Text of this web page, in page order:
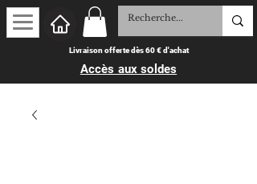
Livraison offerte dès 60 € d'achat
Accès aux soldes